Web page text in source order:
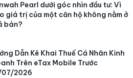
Pearl dưới góc nhìn đầu tư: Vì
giá trị của một căn hộ không nằm ở
bán?
Dẫn Kê Khai Thuế Cá Nhân Kinh
Trên eTax Mobile Trước
07/2026